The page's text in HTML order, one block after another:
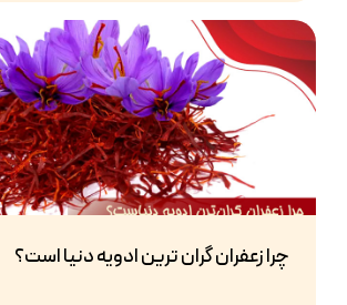
چرا زعفران گران ترین ادویه دنیا است؟